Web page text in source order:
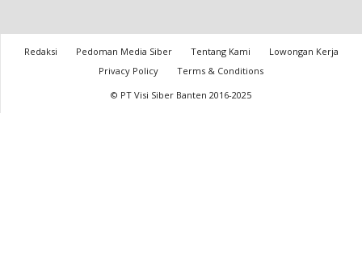
Redaksi Pedoman Media Siber Tentang Kami
Lowongan Kerja
Privacy Policy
Terms & Conditions
© PT Visi Siber Banten 2016-2025